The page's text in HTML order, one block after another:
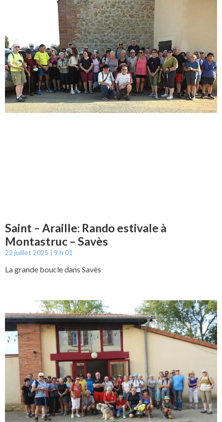
Saint – Araille: Rando estivale à
Montastruc – Savès
22 juillet 2025 9 h 01
La grande boucle dans Savès